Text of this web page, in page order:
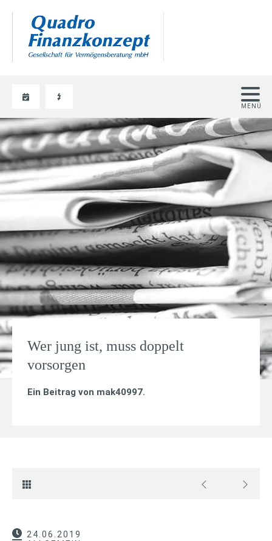
Wer jung ist, muss doppelt
vorsorgen
Ein Beitrag von mak40997.
24.06.2019